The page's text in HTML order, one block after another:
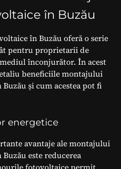
în Buzău
în Buzău oferă o serie
pentru proprietarii de
înconjurător. În acest
beneficiile montajului
și cum acestea pot fi
energetice
avantaje ale montajului
este reducerea